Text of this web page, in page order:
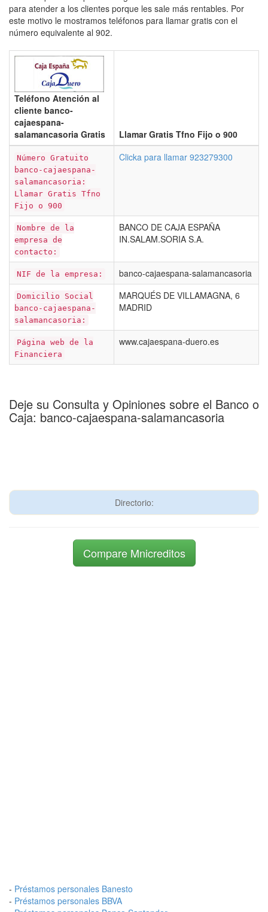
para atender a los clientes porque les sale más rentables. Por
este motivo le mostramos teléfonos para llamar gratis con el
número equivalente al 902.
Teléfono Atención al
cliente banco-
cajaespana-
salamancasoria Gratis
Llamar Gratis Tfno Fijo o 900
Número Gratuito
banco-cajaespana-
salamancasoria:
Llamar Gratis Tfno
Fijo o 900
Clicka para llamar 923279300
Nombre de la
empresa de
contacto:
BANCO DE CAJA ESPAÑA
IN.SALAM.SORIA S.A.
NIF de la empresa: banco-cajaespana-salamancasoria
Domicilio Social
banco-cajaespana-
salamancasoria:
MARQUÉS DE VILLAMAGNA, 6
MADRID
Página web de la
Financiera
www.cajaespana-duero.es
Deje su Consulta y Opiniones sobre el Banco o
Caja: banco-cajaespana-salamancasoria
Directorio:
Compare Mnicreditos
- Préstamos personales Banesto
- Préstamos personales BBVA